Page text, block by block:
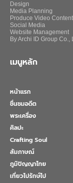
Design
Media Planning
Produce Video Content
Social Media
Website Management
By Archi ID Group Co.,
เมนูหลัก
หน้าแรก
ชื่นชมอดีต
พระเครื่อง
ศิลปะ
Crafting Soul
สัมภาษณ์
ภูมิปัญญาไทย
เที่ยวไปรักษ์ไป